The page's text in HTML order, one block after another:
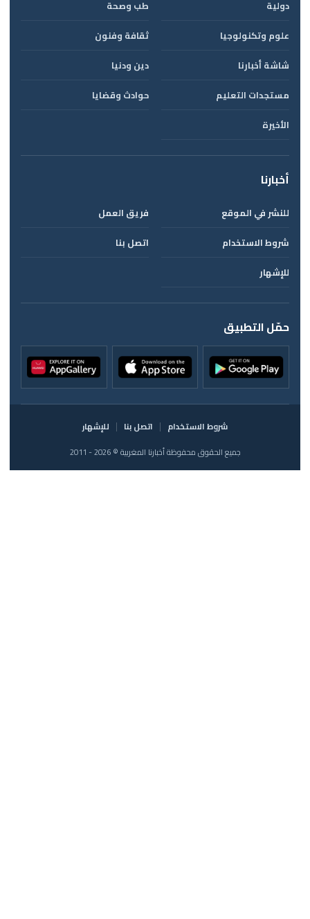
دولية
طب وصحة
علوم وتكنولوجيا
ثقافة وفنون
شاشة أخبارنا
دين ودنيا
مستجدات التعليم
حوادث وقضايا
الأخيرة
أخبارنا
للنشر في الموقع
فريق العمل
شروط الاستخدام
اتصل بنا
للإشهار
حمّل التطبيق
شروط الاستخدام اتصل بنا
للإشهار
جميع الحقوق محفوظة أخبارنا المغربية © 2026 - 2011